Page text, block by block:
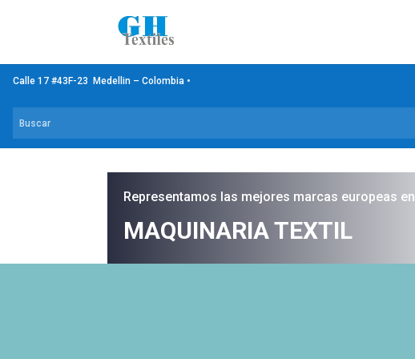
Calle 17 #43F-23 Medellin – Colombia •
Representamos las mejores marcas europeas en
MAQUINARIA TEXTIL